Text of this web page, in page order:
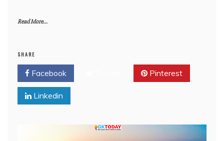
Read More...
SHARE
Facebook Pinterest
Linkedin